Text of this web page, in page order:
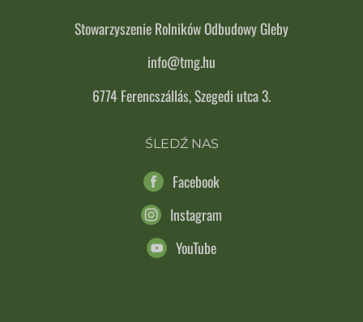
Stowarzyszenie Rolników Odbudowy Gleby
info@tmg.hu
6774 Ferencszállás, Szegedi utca 3.
ŚLEDŹ NAS
Facebook
Instagram
YouTube